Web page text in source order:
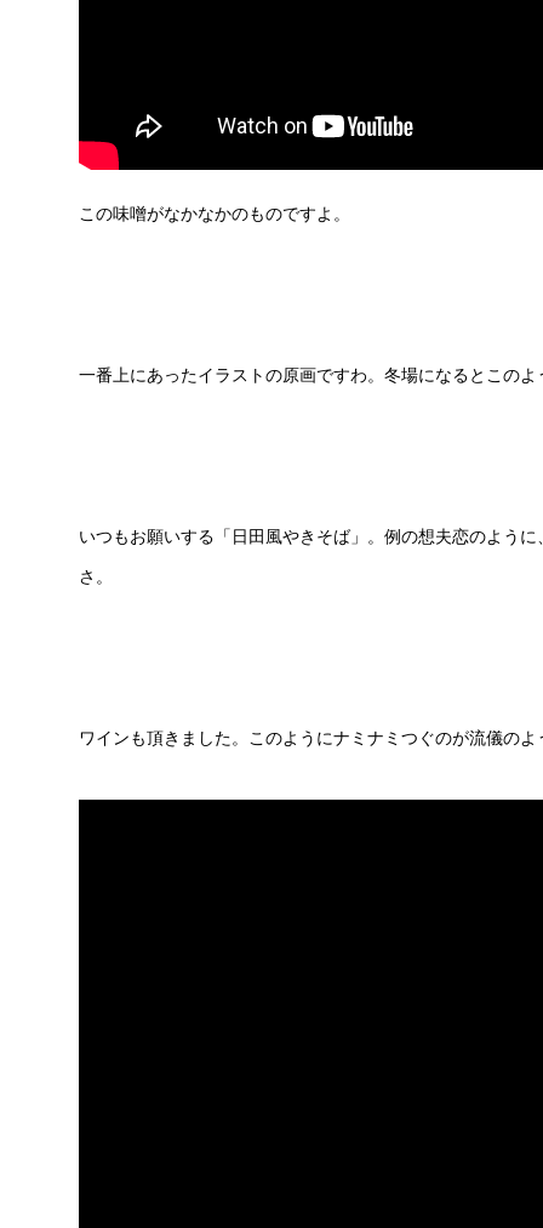
この味噌がなかなかのものですよ。
一番上にあったイラストの原画ですわ。冬場になるとこの
いつもお願いする「日田風やきそば」。例の想夫恋のよう
さ。
ワインも頂きました。このようにナミナミつぐのが流儀のよ